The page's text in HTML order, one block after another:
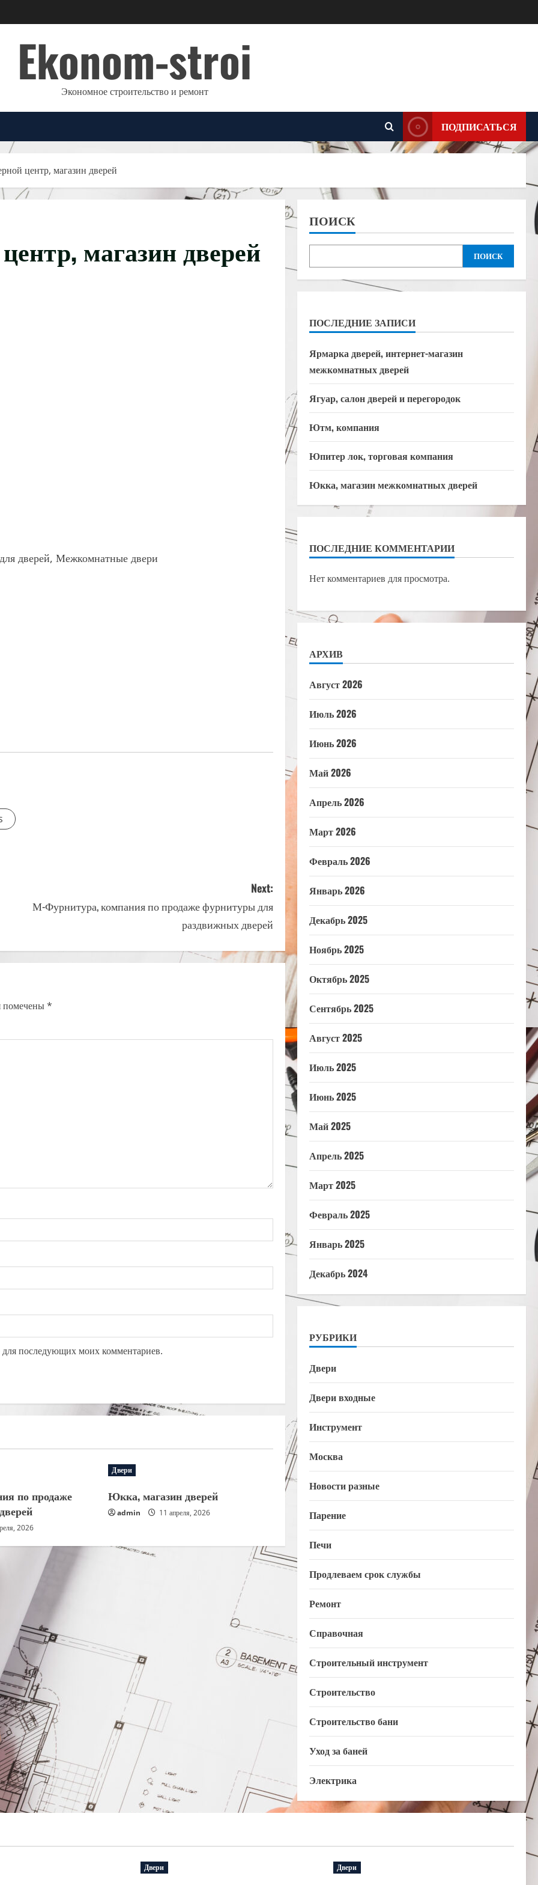
Ekonom-stroi
Экономное строительство и ремонт
ПОДПИСАТЬСЯ
центр, магазин дверей
магазин дверей
дверей, Межкомнатные двери
Next:
М-Фурнитура, компания по продаже фурнитуры для
раздвижных дверей
помечены*
последующих моих комментариев.
по продаже
2026
Двери
Юкка, магазин дверей
admin 11 апреля, 2026
ПОИСК
ПОИСК
ПОСЛЕДНИЕ ЗАПИСИ
Ярмарка дверей, интернет-магазин
межкомнатных дверей
Ягуар, салон дверей и перегородок
Ютм, компания
Юпитер лок, торговая компания
Юкка, магазин межкомнатных дверей
ПОСЛЕДНИЕ КОММЕНТАРИИ
Нет комментариев для просмотра.
АРХИВ
Август 2026
Июль 2026
Июнь 2026
Май 2026
Апрель 2026
Март 2026
Февраль 2026
Январь 2026
Декабрь 2025
Ноябрь 2025
Октябрь 2025
Сентябрь 2025
Август 2025
Июль 2025
Июнь 2025
Май 2025
Апрель 2025
Март 2025
Февраль 2025
Январь 2025
Декабрь 2024
РУБРИКИ
Двери
Двери входные
Инструмент
Москва
Новости разные
Парение
Печи
Продлеваем срок службы
Ремонт
Справочная
Строительный инструмент
Строительство
Строительство бани
Уход за баней
Электрика
Двери Двери